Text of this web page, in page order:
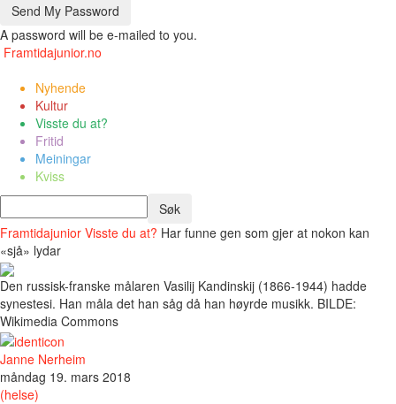
A password will be e-mailed to you.
Framtidajunior.no
Nyhende
Kultur
Visste du at?
Fritid
Meiningar
Kviss
Framtidajunior Visste du at? Har funne gen som gjer at nokon kan
«sjå» lydar
Den russisk-franske målaren Vasilij Kandinskij (1866-1944) hadde
synestesi. Han måla det han såg då han høyrde musikk. BILDE:
Wikimedia Commons
Janne Nerheim
måndag 19. mars 2018
(helse)